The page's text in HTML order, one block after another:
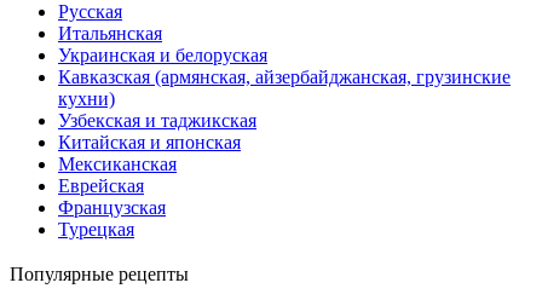
Русская
Итальянская
Украинская и белоруская
Кавказская (армянская, айзербайджанская, грузинские
кухни)
Узбекская и таджикская
Китайская и японская
Мексиканская
Еврейская
Французская
Турецкая
Популярные рецепты